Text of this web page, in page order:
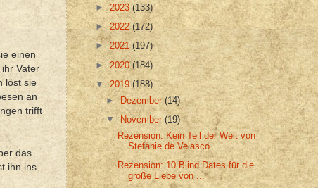
einen
Vater
löst sie
an
trifft
das
ihn ins
►2023(133)
►2022 (172)
►2021 (197)
►2020(184)
▼2019(188)
►Dezember(14)
▼November(19)
Rezension: Kein Teil der Welt von
Stefanie de Velasco
Rezension: 10 Blind Dates für die
große Liebe von ...